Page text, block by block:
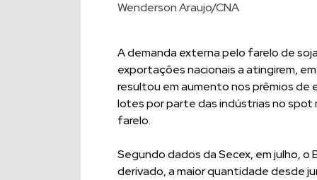
Wenderson Araujo/CNA
A demanda externa pelo farelo de
exportações nacionais a atingirem,
resultou em aumento nos prêmios
lotes por parte das indústrias no spot
farelo.
Segundo dados da Secex, em julho,
derivado, a maior quantidade desde